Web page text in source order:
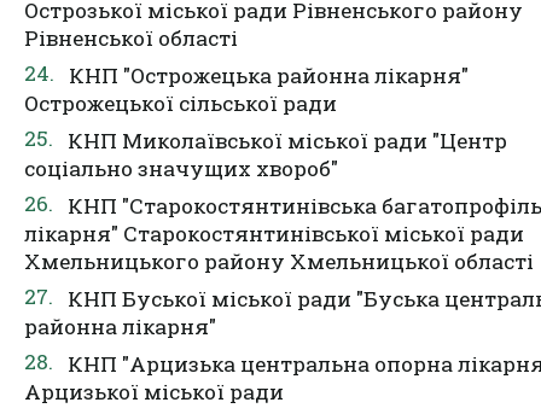
Острозької міської ради Рівненського району
Рівненської області
КНП "Острожецька районна лікарня"
Острожецької сільської ради
КНП Миколаївської міської ради "Центр
соціально значущих хвороб"
КНП "Старокостянтинівська
лікарня" Старокостянтинівської міської ради
Хмельницького району Хмельницької області
КНП Буської міської ради "Буська
районна лікарня"
КНП "Арцизька центральна опорна
Арцизької міської ради